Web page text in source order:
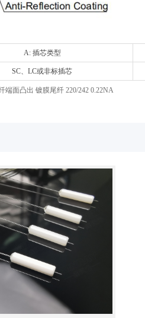
端面凸出 镀膜尾纤 220/242 0.22NA
A: 插芯类型
SC、LC或非标插芯